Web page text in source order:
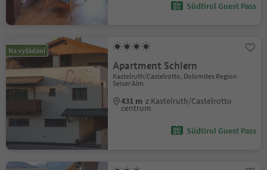
Südtirol Guest Pass
Na vyžádání
Apartment Schlern
Kastelruth/Castelrotto, Dolomites Region
Seiser Alm
431 m z Kastelruth/Castelrotto
centrum
Südtirol Guest Pass